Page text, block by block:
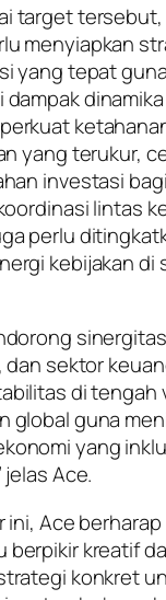
target tersebut,
menyiapkan
yang tepat guna
yang terukur,
investasi
lintas
perlu
kebijakan di
dan sektor
di tengah
global guna
yang
Ace.
ini, Ace berharap
berpikir kreatif
konkret